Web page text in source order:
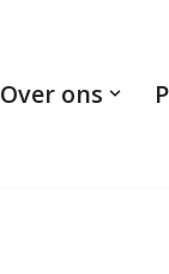
Over ons